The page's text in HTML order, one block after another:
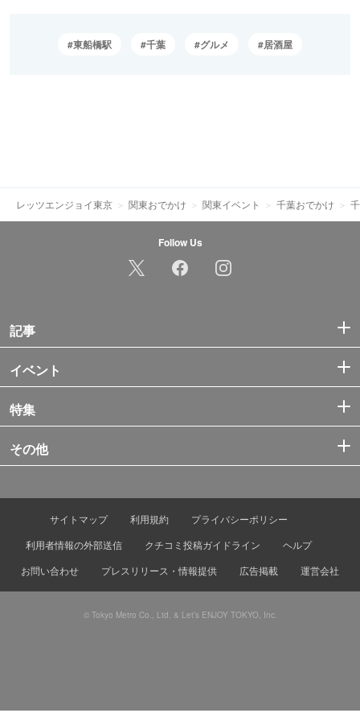
東船橋駅 千葉 グルメ 居酒屋
レッツエンジョイ東京 関東おでかけ 関東イベント 千葉おでかけ
Follow Us
記事
イベント
特集
その他
サイトマップ 利用規約
プライバシーポリシー
利用者情報の外部送信
クチコミ投稿ガイドライン
ヘルプ
お問い合わせ
プレスリリース・情報提供 広告掲載 運営会社
© Tokyo Metro Co., Ltd. & Let’s ENJOY TOKYO, Inc.